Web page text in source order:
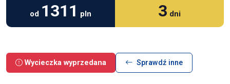
od 1311 pln 3 dni
Wycieczka wyprzedana Sprawdź inne